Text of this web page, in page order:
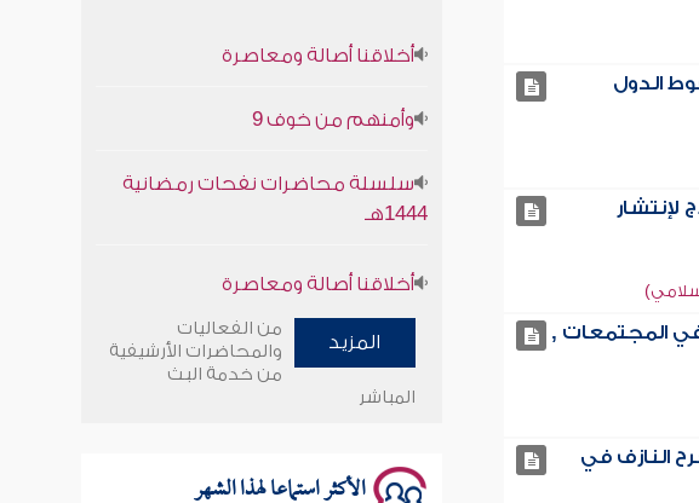
الدول
لإنتشار
في المجتمعات ,
النازف في
1444هـ
سلسلة محاضرات نفحات رمضانية
1444هـ
المزيد
من الفعاليات
والمحاضرات الأرشيفية
من خدمة البث
المباشر
الأكثر استماعا لهذا الشهر